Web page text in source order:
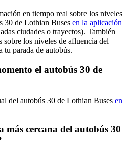
en tiempo real sobre los niveles
30 de Lothian Buses en la aplicación
ciudades o trayectos). También
sobre los niveles de afluencia del
tu parada de autobús.
el autobús 30 de
del autobús 30 de Lothian Buses en
más cercana del autobús 30